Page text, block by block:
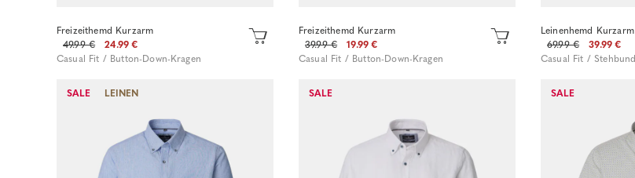
Freizeithemd Kurzarm
49.99 €
24.99 €
Casual Fit / Button-Down-Kragen
Freizeithemd Kurzarm
39.99 €
19.99 €
Casual Fit / Button-Down-Kragen
Leinenhemd Kurzarm
69.99 €
39.99 €
Casual Fit / Stehbund
SALE LEINEN SALE SALE